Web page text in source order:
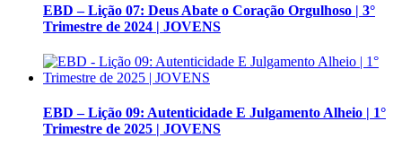
EBD – Lição 07: Deus Abate o Coração Orgulhoso | 3°
Trimestre de 2024 | JOVENS
EBD – Lição 09: Autenticidade E Julgamento Alheio | 1°
Trimestre de 2025 | JOVENS